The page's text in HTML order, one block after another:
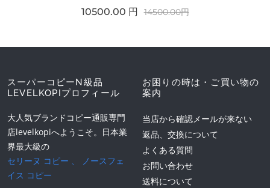
10500.00 円 14500.00円
スーパーコピーN級品
LEVELKOPIプロフィール
大人気ブランドコピー通販専門
店levelkopiへようこそ。日本業
界最大級の
セリーヌ コピー 、
ノースフェ
イス コピー
お困りの時は・ご買い物の
案内
当店から確認メールが来ない
返品、交換について
よくある質問
お問い合わせ
送料について